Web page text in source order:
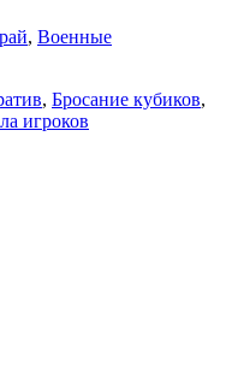
, Военные
, Бросание кубиков,
игроков